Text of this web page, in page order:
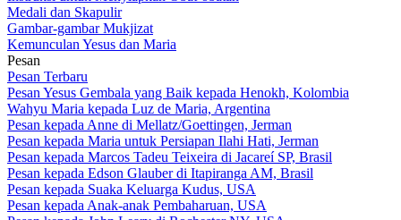
Medali dan Skapulir
Gambar-gambar Mukjizat
Kemunculan Yesus dan Maria
Pesan
Pesan Terbaru
Pesan Yesus Gembala yang Baik kepada Henokh, Kolombia
Wahyu Maria kepada Luz de Maria, Argentina
Pesan kepada Anne di Mellatz/Goettingen, Jerman
Pesan kepada Maria untuk Persiapan Ilahi Hati, Jerman
Pesan kepada Marcos Tadeu Teixeira di Jacareí SP, Brasil
Pesan kepada Edson Glauber di Itapiranga AM, Brasil
Pesan kepada Suaka Keluarga Kudus, USA
Pesan kepada Anak-anak Pembaharuan, USA